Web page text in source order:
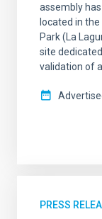
assembly
located in the
Park (La
site
validation of
PRESS